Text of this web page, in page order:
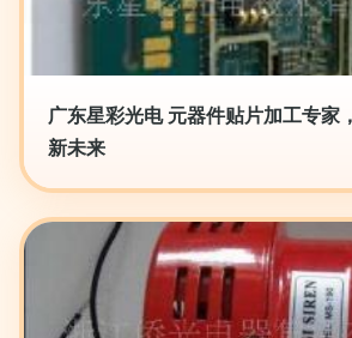
广东星彩光电 元器件贴片加工专家
新未来